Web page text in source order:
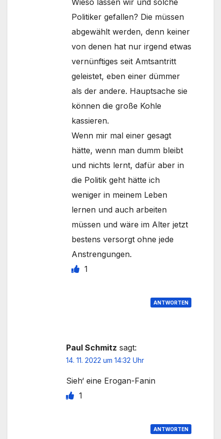
Wieso lassen wir und solche
Politiker gefallen? Die müssen
abgewählt werden, denn keiner
von denen hat nur irgend etwas
vernünftiges seit Amtsantritt
geleistet, eben einer dümmer
als der andere. Hauptsache sie
können die große Kohle
kassieren.
Wenn mir mal einer gesagt
hätte, wenn man dumm bleibt
und nichts lernt, dafür aber in
die Politik geht hätte ich
weniger in meinem Leben
lernen und auch arbeiten
müssen und wäre im Alter jetzt
bestens versorgt ohne jede
Anstrengungen.
1
ANTWORTEN
Paul Schmitz sagt:
14. 11. 2022 um 14:32 Uhr
Sieh‘ eine Erogan-Fanin
1
ANTWORTEN